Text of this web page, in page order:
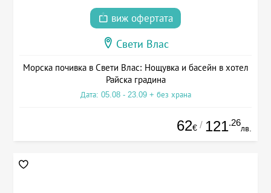
виж офертата
Свети Влас
Морска почивка в Свети Влас: Нощувка и басейн в хотел
Райска градина
Дата: 05.08 - 23.09 + без храна
62€ / 121.26
лв.